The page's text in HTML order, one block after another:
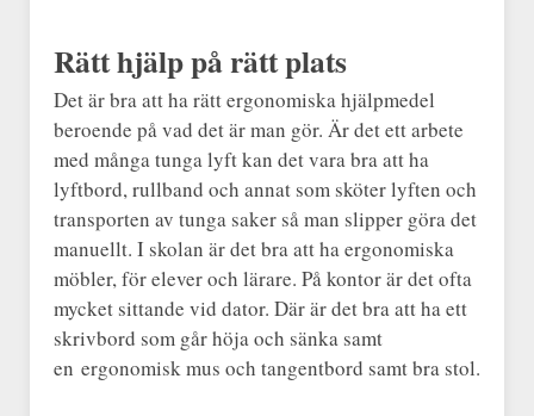
Rätt hjälp på rätt plats
Det är bra att ha rätt ergonomiska hjälpmedel
beroende på vad det är man gör. Är det ett arbete
med många tunga lyft kan det vara bra att ha
lyftbord, rullband och annat som sköter lyften och
transporten av tunga saker så man slipper göra det
manuellt. I skolan är det bra att ha ergonomiska
möbler, för elever och lärare. På kontor är det ofta
mycket sittande vid dator. Där är det bra att ha ett
skrivbord som går höja och sänka samt
en ergonomisk mus och tangentbord samt bra stol.